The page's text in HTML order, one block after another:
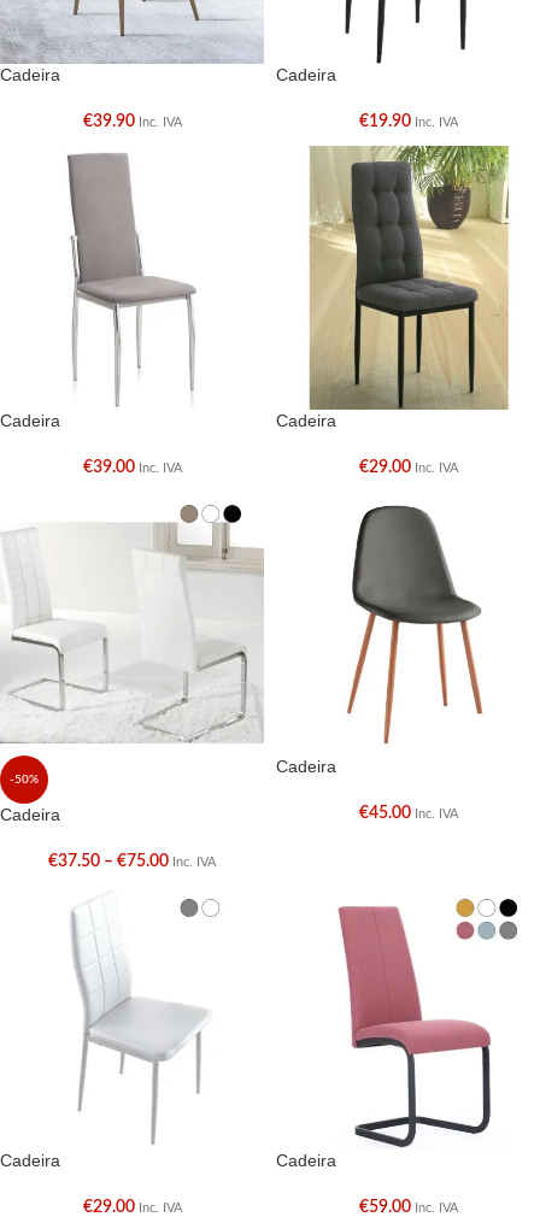
Cadeira
€39.90 Inc. IVA
Cadeira
€19.90 Inc. IVA
Cadeira
€39.00 Inc. IVA
Cadeira
€29.00 Inc. IVA
-50%
Cadeira
€37.50 – €75.00 Inc. IVA
Cadeira
€45.00 Inc. IVA
Cadeira
€29.00 Inc. IVA
Cadeira
€59.00 Inc. IVA